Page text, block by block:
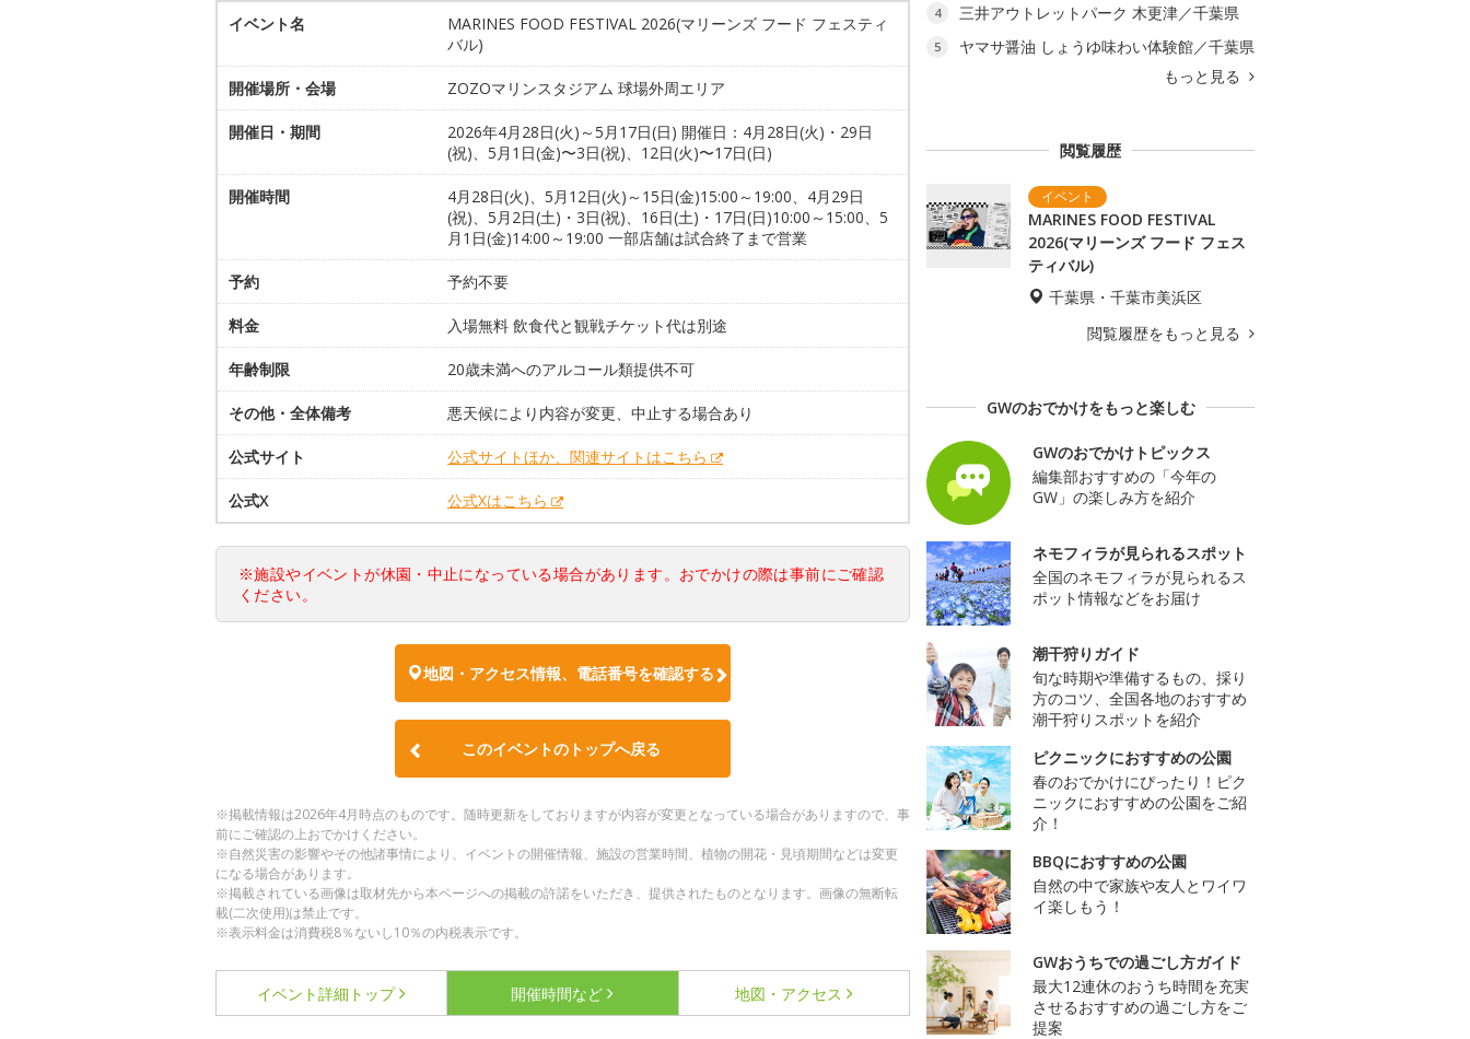
イベント名
MARINES FOOD FESTIVAL 2026(マリーンズ フード フェスティ
バル)
開催場所・会場 ZOZOマリンスタジアム 球場外周エリア
開催日・期間
2026年4月28日(火)～5月17日(日) 開催日：4月28日(火)・29日
(祝)、5月1日(金)〜3日(祝)、12日(火)〜17日(日)
開催時間
4月28日(火)、5月12日(火)～15日(金)15:00～19:00、4月29日
(祝)、5月2日(土)・3日(祝)、16日(土)・17日(日)10:00～15:00、5
月1日(金)14:00～19:00 一部店舗は試合終了まで営業
予約 予約不要
料金 入場無料 飲食代と観戦チケット代は別途
年齢制限 20歳未満へのアルコール類提供不可
その他・全体備考 悪天候により内容が変更、中止する場合あり
公式サイト 公式サイトほか、関連サイトはこちら
公式X 公式Xはこちら
※施設やイベントが休園・中止になっている場合があります。おでかけの際は事前にご確認
ください。
地図・アクセス情報、電話番号を確認する
このイベントのトップへ戻る
※掲載情報は2026年4月時点のものです。随時更新をしておりますが内容が変更となっている場合がありますので、事
前にご確認の上おでかけください。
※自然災害の影響やその他諸事情により、イベントの開催情報、施設の営業時間、植物の開花・見頃期間などは変更
になる場合があります。
※掲載されている画像は取材先から本ページへの掲載の許諾をいただき、提供されたものとなります。画像の無断転
載(二次使用)は禁止です。
※表示料金は消費税8％ないし10％の内税表示です。
イベント詳細 トップ 開催時間など 地図・アクセス
4 三井アウトレットパーク 木更津／千葉県
5
ヤマサ醤油 しょうゆ味わい体験館／千葉県
もっと見る
閲覧履歴
MARINES FOOD FESTIVAL
2026(マリーンズ フード フェス
ティバル)
千葉県・千葉市美浜区
閲覧履歴をもっと見る
GWのおでかけをもっと楽しむ
GWのおでかけトピックス
編集部おすすめの「今年の
GW」の楽しみ方を紹介
ネモフィラが見られるスポット
全国のネモフィラが見られるス
ポット情報などをお届け
潮干狩りガイド
旬な時期や準備するもの、採り
方のコツ、全国各地のおすすめ
潮干狩りスポットを紹介
ピクニックにおすすめの公園
春のおでかけにぴったり！ピク
ニックにおすすめの公園をご紹
介！
BBQにおすすめの公園
自然の中で家族や友人とワイワ
イ楽しもう！
GWおうちでの過ごし方ガイド
最大12連休のおうち時間を充実
させるおすすめの過ごし方をご
提案